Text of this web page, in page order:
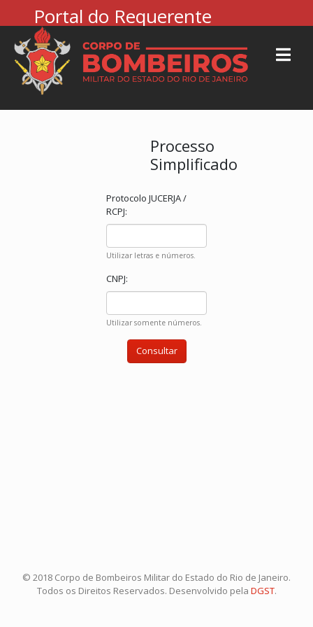
Portal do Requerente
Processo
Simplificado
Protocolo JUCERJA /
RCPJ:
Utilizar letras e números.
CNPJ:
Utilizar somente números.
© 2018 Corpo de Bombeiros Militar do Estado do Rio de Janeiro.
Todos os Direitos Reservados. Desenvolvido pela DGST.